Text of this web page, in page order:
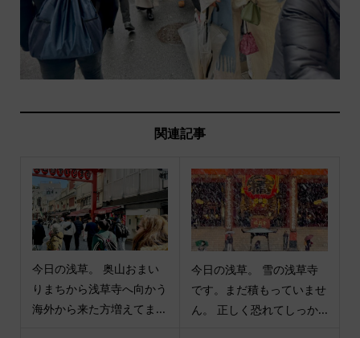
関連記事
今日の浅草。 奥山おまい
りまちから浅草寺へ向かう
海外から来た方増えてま...
今日の浅草。 雪の浅草寺
です。まだ積もっていませ
ん。 正しく恐れてしっか...